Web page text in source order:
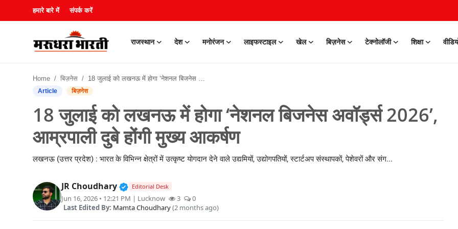
हमारे बारे में संपर्क करें
राजस्थान देश मनोरंजन लाइफस्टाइल खेल बिज़नेस टेक्नोलॉजी शिक्षा
राजस्थान
लाइफस्टाइल
Home बिज़नेस 18 जुलाई को लखनऊ में होगा ‘नेशनल बिजनेस अवॉर्ड्स 2026’, आम्रपाली दुबे होंगी मुख्य आकर्षण
Article बिज़नेस
18 जुलाई को लखनऊ में होगा ‘नेशनल बिजनेस अवॉर्ड्स 2026’,
आम्रपाली दुबे होंगी मुख्य आकर्षण
लखनऊ (उत्तर प्रदेश) : भारत के विभिन्न क्षेत्रों में उत्कृष्ट योगदान देने वाले उद्यमियों, उद्योगपतियों, स्टार्टअप संस्थापकों, पेशेवरों और संग...
JR Choudhary Verified Public Figure • 30 Mar, 2026
Editorial Desk
Jun 16, 2026 • 12:21 PM | Lucknow 3
0
Last Edited By: Mamta Choudhary(2 months ago)